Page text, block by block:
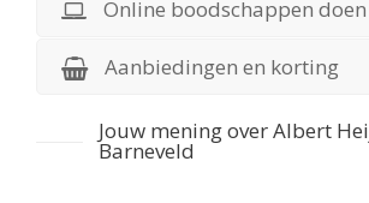
Online boodschappen doen
Aanbiedingen en korting
Jouw mening over Albert
Barneveld